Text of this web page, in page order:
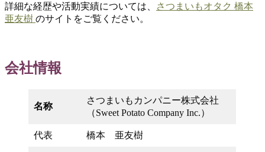
詳細な経歴や活動実績については、
さつまいもオタク 橋本
亜友樹 のサイトをご覧ください。
会社情報
名称
さつまいもカンパニー株式会社
（Sweet Potato Company Inc.）
代表 橋本 亜友樹